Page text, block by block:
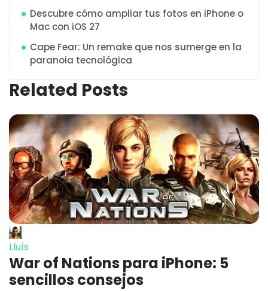
Descubre cómo ampliar tus fotos en iPhone o
Mac con iOS 27
Cape Fear: Un remake que nos sumerge en la
paranoia tecnológica
Related Posts
Lluís
War of Nations para iPhone: 5
sencillos consejos